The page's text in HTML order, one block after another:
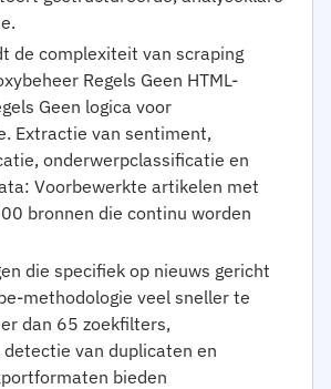
de complexiteit van scraping
Regels Geen HTML-
Geen logica voor
Extractie van sentiment,
onderwerpclassificatie en
Voorbewerkte artikelen met
bronnen die continu worden
die specifiek op nieuws gericht
methodologie veel sneller te
dan 65 zoekfilters,
van duplicaten en
bieden